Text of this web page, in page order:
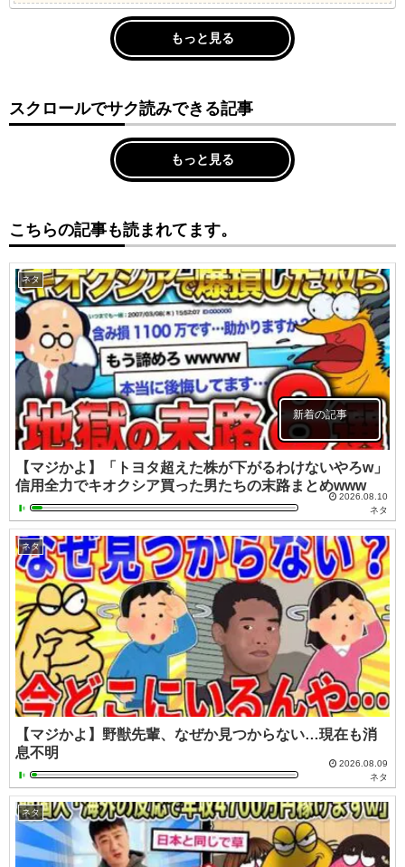
もっと見る
スクロールでサク読みできる記事
もっと見る
こちらの記事も読まれてます。
ネタ
新着の記事
【マジかよ】「トヨタ超えた株が下がるわけないやろw」
信用全力でキオクシア買った男たちの末路まとめwww
2026.08.10
ネタ
ネタ
【マジかよ】野獣先輩、なぜか見つからない…現在も消
息不明
2026.08.09
ネタ
ネタ